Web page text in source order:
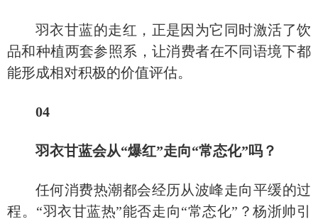
羽衣甘蓝的走红，正是因为它同时激活了饮
品和种植两套参照系，让消费者在不同语境下都
能形成相对积极的价值评估。
04
羽衣甘蓝会从“爆红”走向“常态化”吗？
任何消费热潮都会经历从波峰走向平缓的过
程。 “羽衣甘蓝热”能否走向“常态化”？杨浙帅引